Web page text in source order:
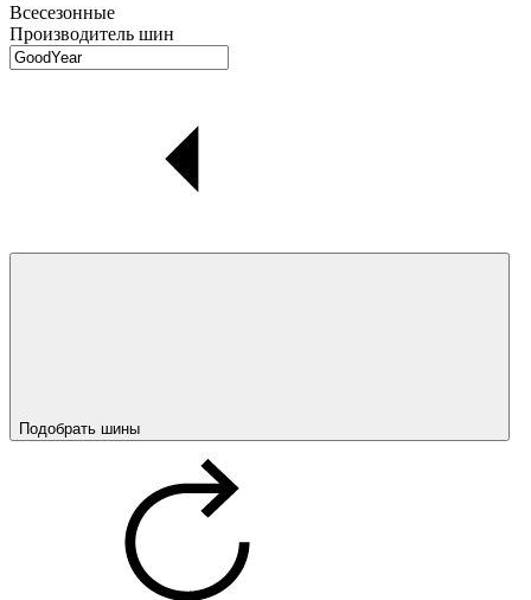
Всесезонные
Производитель шин
Подобрать шины